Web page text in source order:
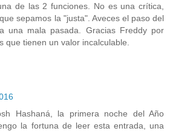
de las 2 funciones. No es una crítica,
sepamos la "justa". Aveces el paso del
una mala pasada. Gracias Freddy por
que tienen un valor incalculable.
Hashaná, la primera noche del Año
la fortuna de leer esta entrada, una